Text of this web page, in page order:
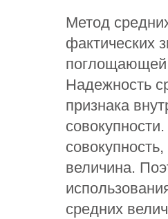
Метод
фактических
поглощающей
Надежность
признака
величина.
средних